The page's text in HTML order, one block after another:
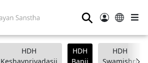
⚲
HDH
HDH
HDH